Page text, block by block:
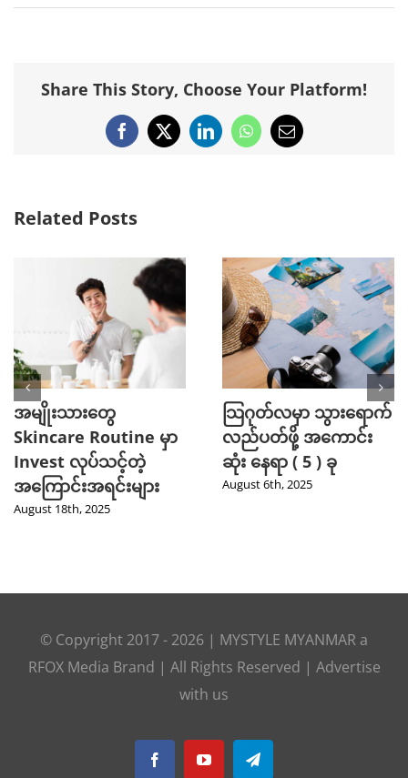
Share This Story, Choose Your Platform!
Facebook
X LinkedInWhatsApp
Email
Related Posts
အမျိုးသားတွေ
Skincare Routine မှာ
Invest လုပ်သင့်တဲ့
အကြောင်းအရင်းများ
August 18th, 2025
သြဂုတ်လမှာ သွားရောက်
လည်ပတ်ဖို့ အကောင်း
ဆုံး နေရာ ( 5 ) ခု
August 6th, 2025
© Copyright 2017 - 2026 | MYSTYLE MYANMAR a
RFOX Media Brand | All Rights Reserved | Advertise
with us
FacebookYouTubeTelegram